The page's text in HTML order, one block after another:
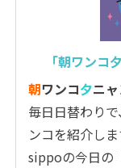
「朝ワンコ
朝ワンコ夕ニ
毎日日替わり
ンコを紹介しま
sippoの今日の